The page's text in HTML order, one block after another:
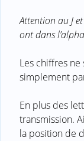
Attention au J
ont dans
Les chiffres
simplement
En plus des
transmission.
la position de